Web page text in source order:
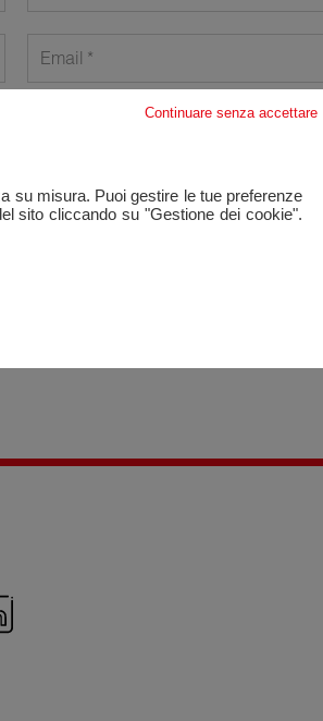
Email
Continuare senza accettare
su misura. Puoi gestire le tue preferenze
sito cliccando su "Gestione dei cookie".